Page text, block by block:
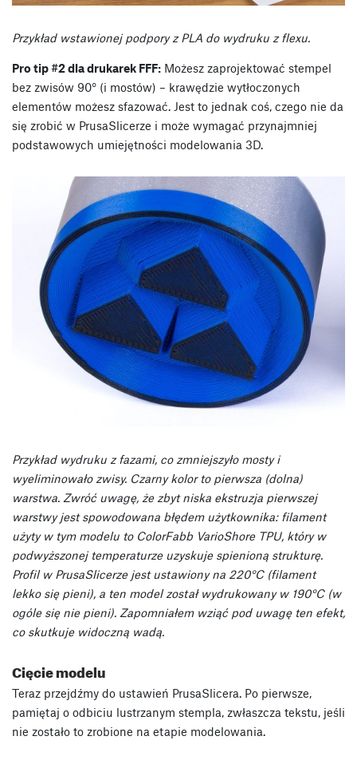
Przykład wstawionej podpory z PLA do wydruku z flexu.
Pro tip #2 dla drukarek FFF: Możesz zaprojektować stempel
bez zwisów 90° (i mostów) – krawędzie wytłoczonych
elementów możesz sfazować. Jest to jednak coś, czego nie da
się zrobić w PrusaSlicerze i może wymagać przynajmniej
podstawowych umiejętności modelowania 3D.
Przykład wydruku z fazami, co zmniejszyło mosty i
wyeliminowało zwisy. Czarny kolor to pierwsza (dolna)
warstwa. Zwróć uwagę, że zbyt niska ekstruzja pierwszej
warstwy jest spowodowana błędem użytkownika: filament
użyty w tym modelu to ColorFabb VarioShore TPU, który w
podwyższonej temperaturze uzyskuje spienioną strukturę.
Profil w PrusaSlicerze jest ustawiony na 220°C (filament
lekko się pieni), a ten model został wydrukowany w 190°C (w
ogóle się nie pieni). Zapomniałem wziąć pod uwagę ten efekt,
co skutkuje widoczną wadą.
Cięcie modelu
Teraz przejdźmy do ustawień PrusaSlicera. Po pierwsze,
pamiętaj o odbiciu lustrzanym stempla, zwłaszcza tekstu, jeśli
nie zostało to zrobione na etapie modelowania.